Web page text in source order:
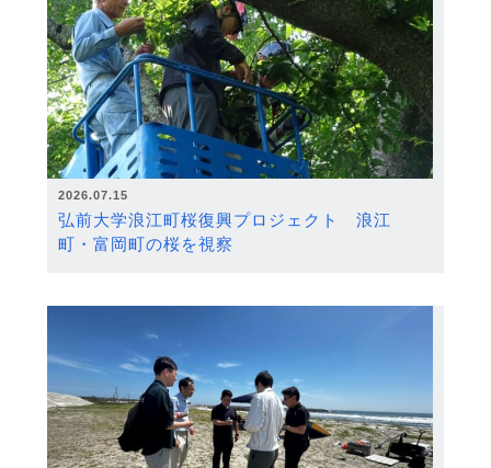
2026.07.15
弘前大学浪江町桜復興プロジェクト 浪江
町・富岡町の桜を視察